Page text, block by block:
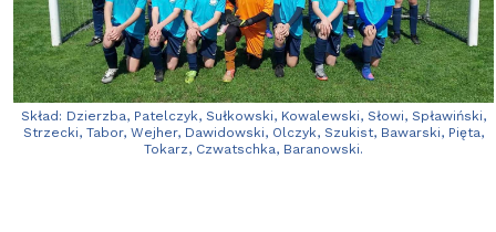
Skład: Dzierzba, Patelczyk, Sułkowski, Kowalewski, Słowi, Spławiński,
Strzecki, Tabor, Wejher, Dawidowski, Olczyk, Szukist, Bawarski, Pięta,
Tokarz, Czwatschka, Baranowski.